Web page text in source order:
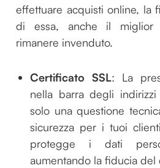
effettuare acquisti online, la
di essa, anche il miglior
rimanere invenduto.
Certificato SSL: La
nella barra degli
solo una questione
sicurezza per i tuoi
protegge i dati
aumentando la fiducia del